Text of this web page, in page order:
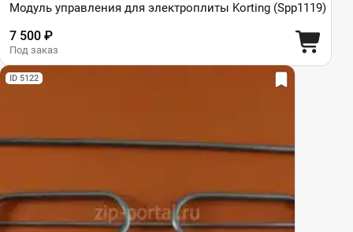
Модуль управления для электроплиты Korting (Spp1119)
7 500 ₽
Под заказ
ID 5122